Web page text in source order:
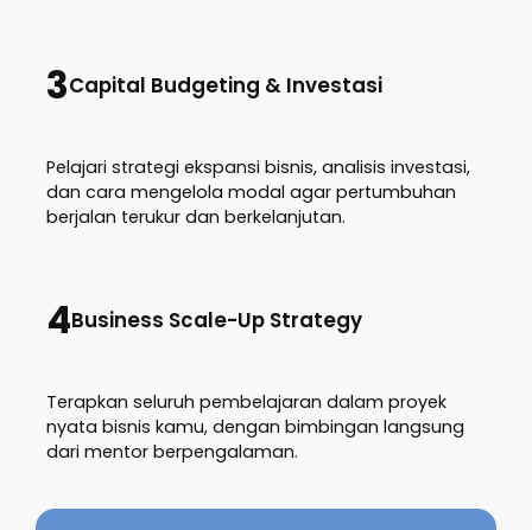
3Capital Budgeting & Investasi
Pelajari strategi ekspansi bisnis, analisis investasi,
dan cara mengelola modal agar pertumbuhan
berjalan terukur dan berkelanjutan.
4Business Scale-Up Strategy
Terapkan seluruh pembelajaran dalam proyek
nyata bisnis kamu, dengan bimbingan langsung
dari mentor berpengalaman.